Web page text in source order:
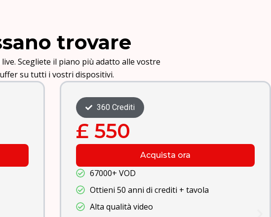
trovare
Scegliete il piano più adatto alle vostre
su tutti i vostri dispositivi.
480 Crediti
£ 700
Acquista ora
67000+ VOD
Ottieni 100 anni di crediti + tavola
Alta qualità video